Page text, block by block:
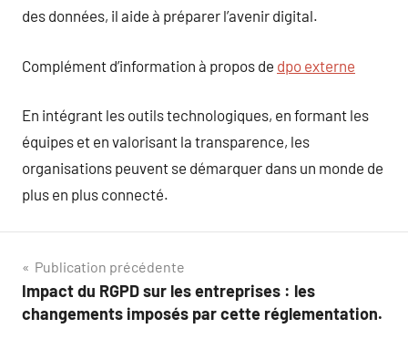
des données, il aide à préparer l’avenir digital.
Complément d’information à propos de dpo externe
En intégrant les outils technologiques, en formant les
équipes et en valorisant la transparence, les
organisations peuvent se démarquer dans un monde de
plus en plus connecté.
Navigation
de
Publication précédente
Impact du RGPD sur les entreprises : les
changements imposés par cette réglementation.